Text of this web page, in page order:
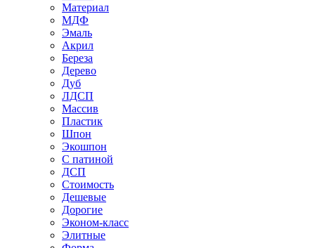
Материал
МДФ
Эмаль
Акрил
Береза
Дерево
Дуб
ЛДСП
Массив
Пластик
Шпон
Экошпон
С патиной
ДСП
Стоимость
Дешевые
Дорогие
Эконом-класс
Элитные